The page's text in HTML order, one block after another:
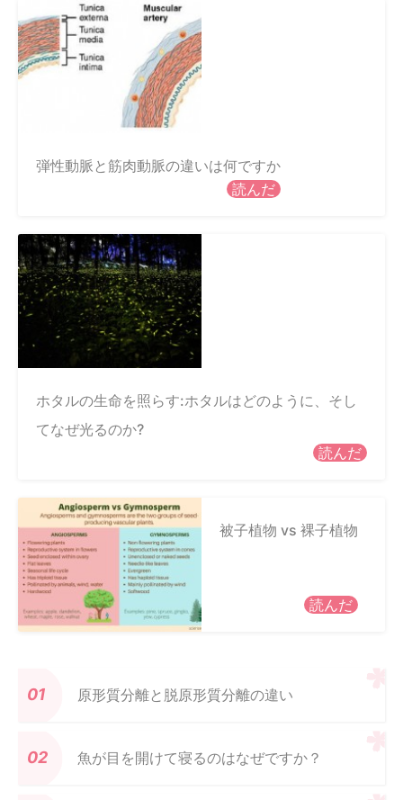
弾性動脈と筋肉動脈の違いは何ですか
読んだ
ホタルの生命を照らす:ホタルはどのように、そし
てなぜ光るのか?
読んだ
被子植物 vs 裸子植物
読んだ
原形質分離と脱原形質分離の違い
魚が目を開けて寝るのはなぜですか？